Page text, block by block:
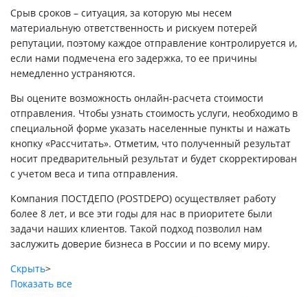
Срыв сроков – ситуация, за которую мы несем
материальную ответственность и рискуем потерей
репутации, поэтому каждое отправление контролируется и,
если нами подмечена его задержка, то ее причины
немедленно устраняются.
Вы оцените возможность онлайн-расчета стоимости
отправления. Чтобы узнать стоимость услуги, необходимо в
специальной форме указать населенные пункты и нажать
кнопку «Рассчитать». Отметим, что полученный результат
носит предварительный результат и будет скорректирован
с учетом веса и типа отправления.
Компания ПОСТДЕПО (POSTDEPO) осуществляет работу
более 8 лет, и все эти годы для нас в приоритете были
задачи наших клиентов. Такой подход позволил нам
заслужить доверие бизнеса в России и по всему миру.
Скрыть>
Показать все